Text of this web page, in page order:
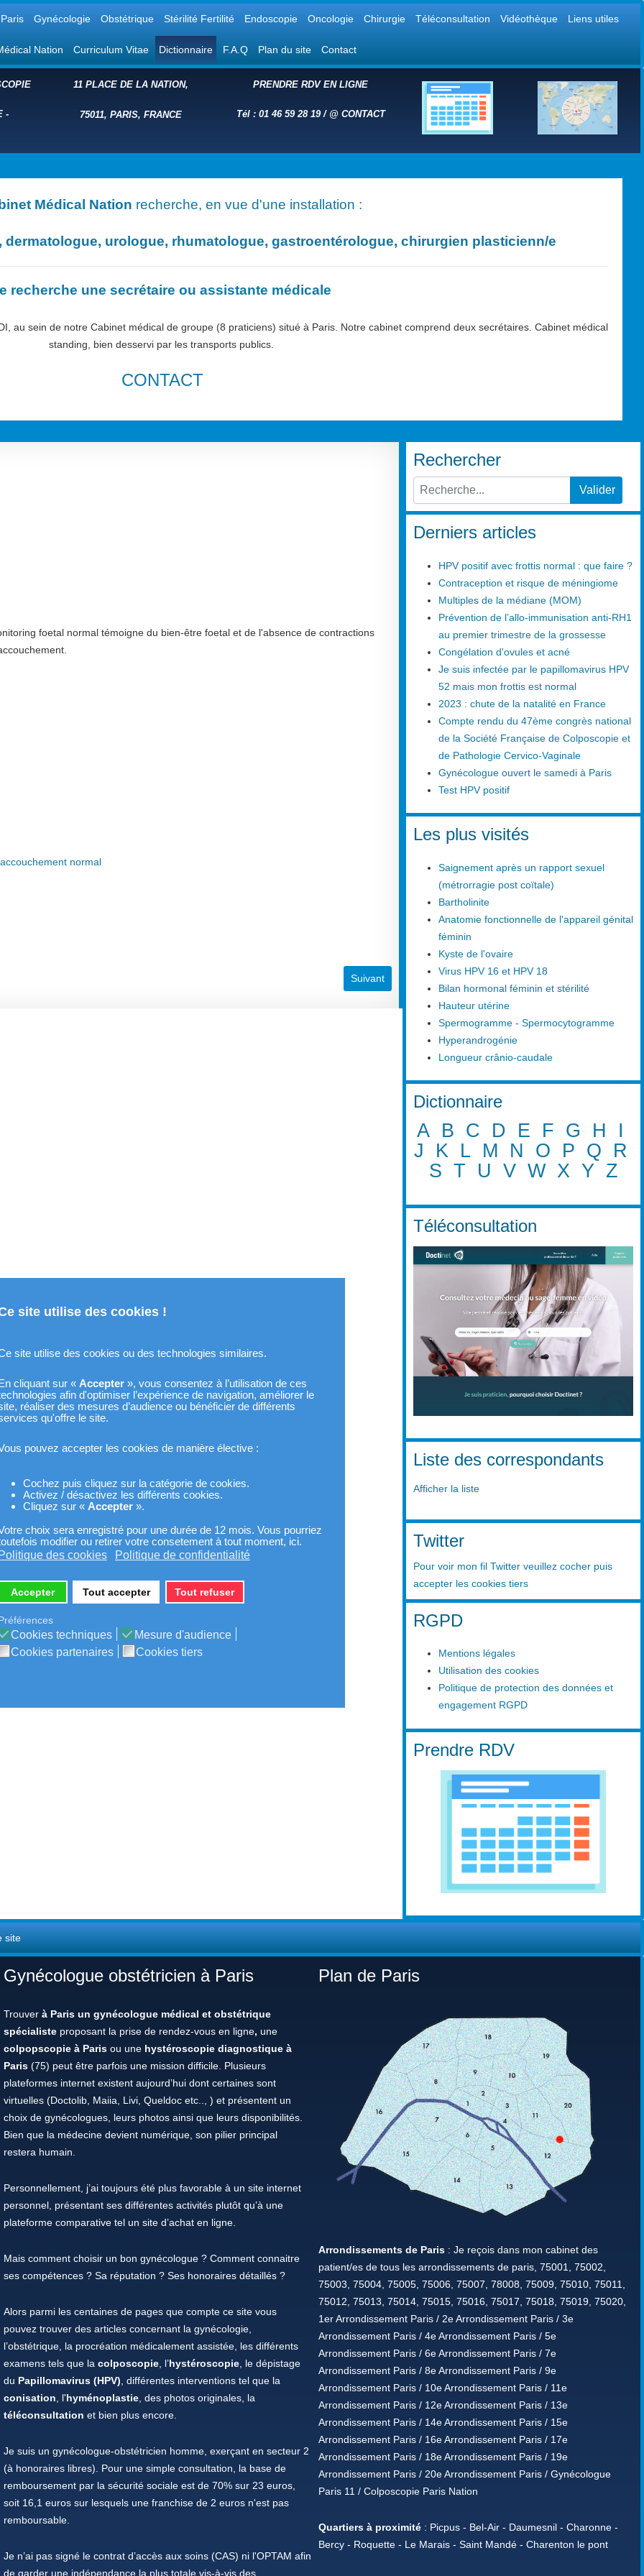
site utilise des cookies !
site utilise des cookies ou des technologies similaires.
En cliquant sur « Accepter», vous consentez à l’utilisation de ces
afin d'optimiser l’expérience de navigation, améliorer le
réaliser des mesures d’audience ou bénéficier de différents
qu'offre le site.
pouvez accepter les cookies de manière élective :
Cochez puis cliquez sur la catégorie de cookies.
Activez / désactivez les différents cookies.
Cliquez sur « Accepter».
choix sera enregistré pour une durée de 12 mois. Vous pourriez
modifier ou retirer votre consetement à tout moment, ici.
Politique des cookies Politique de confidentialité
Accepter Tout accepter Tout refuser
Cookies techniques
Mesure d'audience
Cookies partenaires
Cookies tiers
Gynécologie Obstétrique Stérilité Fertilité Endoscopie Oncologie Chirurgie Téléconsultation Vidéothèque Liens utiles
Nation Curriculum Vitae Dictionnaire F.A.Q Plan du site Contact
-
11 PLACE DE LA NATION,
75011, PARIS, FRANCE
PRENDRE RDV EN LIGNE
Tél : 01 46 59 28 19 / @ CONTACT
Médical Nation recherche, en vue d'une installation :
urologue, rhumatologue, gastroentérologue, chirurgien plasticienn/e
recherche une secrétaire ou assistante médicale
au sein de notre Cabinet médical de groupe (8 praticiens) situé à Paris. Notre cabinet comprend deux secrétaires. Cabinet médical
standing, bien desservi par les transports publics.
CONTACT
foetal normal témoigne du bien-être foetal et de l'absence de contractions
normal
Article suivant : Mort fœtale in utéro
Suivant
Rechercher
Type 2 or more characters for results.
Valider
Derniers articles
HPV positif avec frottis normal : que faire ?
Contraception et risque de méningiome
Multiples de la médiane (MOM)
Prévention de l’allo-immunisation anti-RH1
au premier trimestre de la grossesse
Congélation d'ovules et acné
Je suis infectée par le papillomavirus HPV
52 mais mon frottis est normal
2023 : chute de la natalité en France
Compte rendu du 47ème congrès national
de la Société Française de Colposcopie et
de Pathologie Cervico-Vaginale
Gynécologue ouvert le samedi à Paris
Test HPV positif
Les plus visités
Saignement après un rapport sexuel
(métrorragie post coïtale)
Bartholinite
Anatomie fonctionnelle de l'appareil génital
féminin
Kyste de l'ovaire
Virus HPV 16 et HPV 18
Bilan hormonal féminin et stérilité
Hauteur utérine
Spermogramme - Spermocytogramme
Hyperandrogénie
Longueur crânio-caudale
Dictionnaire
A B C D E F G H
I
J
K L M N O P Q
R
S T U V W X Y Z
Téléconsultation
Liste des correspondants
Afficher la liste
Twitter
Pour voir mon fil Twitter veuillez cocher puis
accepter les cookies tiers
RGPD
Mentions légales
Utilisation des cookies
Politique de protection des données et
engagement RGPD
Prendre RDV
site
Gynécologue obstétricien à Paris
Trouver à Paris un gynécologue médical et obstétrique
spécialiste proposant la prise de rendez-vous en ligne, une
colpopscopie à Paris ou une hystéroscopie diagnostique à
Paris (75) peut être parfois une mission difficile. Plusieurs
plateformes internet existent aujourd’hui dont certaines sont
virtuelles (Doctolib, Maiia, Livi, Queldoc etc.., ) et présentent un
choix de gynécologues, leurs photos ainsi que leurs disponibilités.
Bien que la médecine devient numérique, son pilier principal
restera humain.
Personnellement, j’ai toujours été plus favorable à un site internet
personnel, présentant ses différentes activités plutôt qu’à une
plateforme comparative tel un site d’achat en ligne.
Mais comment choisir un bon gynécologue ? Comment connaitre
ses compétences ? Sa réputation ? Ses honoraires détaillés ?
Alors parmi les centaines de pages que compte ce site vous
pouvez trouver des articles concernant la gynécologie,
l’obstétrique, la procréation médicalement assistée, les différents
examens tels que la colposcopie , l’hystéroscopie , le dépistage
du Papillomavirus (HPV) , différentes interventions tel que la
conisation , l'hyménoplastie , des photos originales, la
téléconsultation et bien plus encore.
Je suis un gynécologue-obstétricien homme, exerçant en secteur 2
(à honoraires libres). Pour une simple consultation, la base de
remboursement par la sécurité sociale est de 70% sur 23 euros,
soit 16,1 euros sur lesquels une franchise de 2 euros n'est pas
remboursable.
Je n’ai pas signé le contrat d’accès aux soins (CAS) ni l'OPTAM afin
de garder une indépendance la plus totale vis-à-vis des
Plan de Paris
Arrondissements de Paris : Je reçois dans mon cabinet des
patient/es de tous les arrondissements de paris, 75001, 75002,
75003, 75004, 75005, 75006, 75007, 78008, 75009, 75010, 75011,
75012, 75013, 75014, 75015, 75016, 75017, 75018, 75019, 75020,
1er Arrondissement Paris / 2e Arrondissement Paris / 3e
Arrondissement Paris / 4e Arrondissement Paris / 5e
Arrondissement Paris / 6e Arrondissement Paris / 7e
Arrondissement Paris / 8e Arrondissement Paris / 9e
Arrondissement Paris / 10e Arrondissement Paris / 11e
Arrondissement Paris / 12e Arrondissement Paris / 13e
Arrondissement Paris / 14e Arrondissement Paris / 15e
Arrondissement Paris / 16e Arrondissement Paris / 17e
Arrondissement Paris / 18e Arrondissement Paris / 19e
Arrondissement Paris / 20e Arrondissement Paris / Gynécologue
Paris 11 / Colposcopie Paris Nation
Quartiers à proximité : Picpus - Bel-Air - Daumesnil - Charonne -
Bercy - Roquette - Le Marais - Saint Mandé - Charenton le pont